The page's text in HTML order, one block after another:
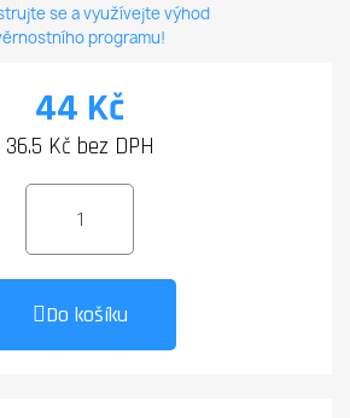
se a využívejte výhod
programu!
44 Kč
36.5 Kč bez DPH
Do košíku